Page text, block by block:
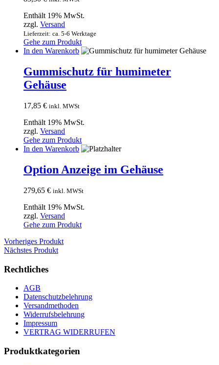
Enthält 19% MwSt.
zzgl. Versand
Lieferzeit: ca. 5-6 Werktage
Gehe zum Produkt
In den Warenkorb
Gummischutz für humimeter
Gehäuse
17,85 € inkl. MWSt
Enthält 19% MwSt.
zzgl. Versand
Gehe zum Produkt
In den Warenkorb
Option Anzeige im Gehäuse
279,65 € inkl. MWSt
Enthält 19% MwSt.
zzgl. Versand
Gehe zum Produkt
Vorheriges Produkt
Nächstes Produkt
Rechtliches
AGB
Datenschutzbelehrung
Versandmethoden
Widerrufsbelehrung
Impressum
VERTRAG WIDERRUFEN
Produktkategorien